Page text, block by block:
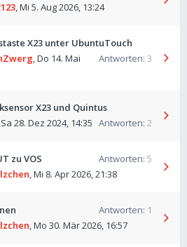
,Mi 5. Aug 2026, 13:24
X23 unter UbuntuTouch
Antworten: 3
,Do 14. Mai
X23 und Quintus
Antworten: 2
Sa 28. Dez 2024, 14:35
zu VOS Antworten: 5
,Mi 8. Apr 2026, 21:38
Antworten: 1
,Mo 30. Mär 2026, 16:57